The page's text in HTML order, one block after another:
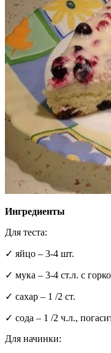
Ингредиенты
Для теста:
✓ яйцо – 3-4 шт.
✓ мука – 3-4 ст.л. с
✓ сахар – 1 /2 ст.
✓ сода – 1 /2 ч.л.,
Для начинки: